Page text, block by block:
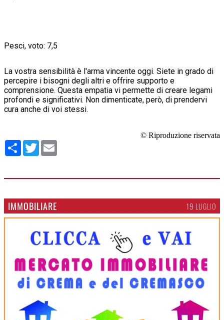
Pesci, voto: 7,5
La vostra sensibilità è l'arma vincente oggi. Siete in grado di
percepire i bisogni degli altri e offrire supporto e
comprensione. Questa empatia vi permette di creare legami
profondi e significativi. Non dimenticate, però, di prendervi
cura anche di voi stessi.
© Riproduzione riservata
Condividi
Twitter
IMMOBILIARE 19 LUGLIO